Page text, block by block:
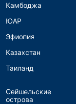
Камбоджа
ЮАР
Эфиопия
Казахстан
Таиланд
Сейшельские
острова